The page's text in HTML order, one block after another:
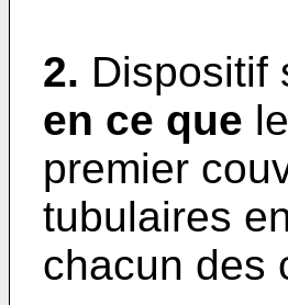
2. Dispositif
en ce que
premier
tubulaires
chacun des